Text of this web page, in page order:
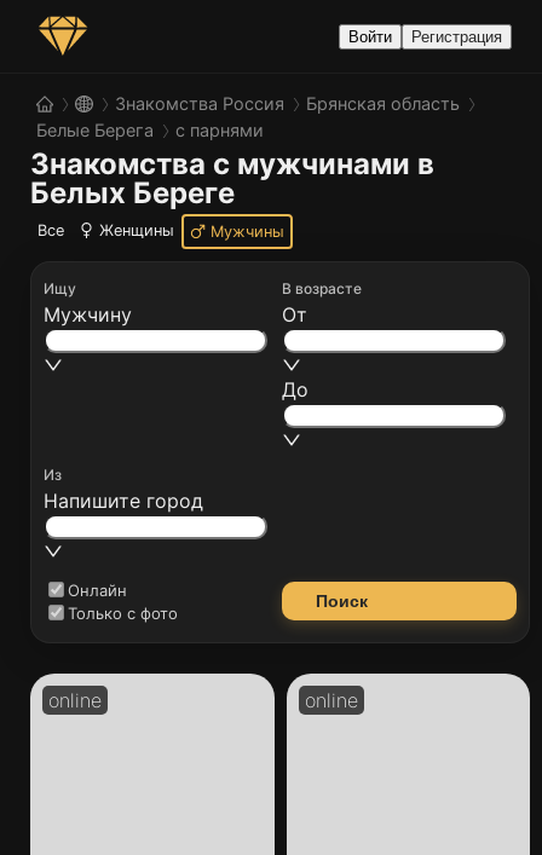
Войти Регистрация
Знакомства Россия
Брянская область
Белые Берега
с парнями
Знакомства с мужчинами в
Белых Береге
Все Женщины Мужчины
Ищу
Мужчину
Из
Напишите город
В возрасте
От
До
Онлайн
Только с фото
Поиск